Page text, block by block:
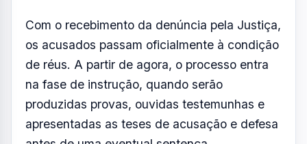
Resumo de Notícias
Receba as atualizações do Vale do Paraíba
diretamente no seu e-mail.